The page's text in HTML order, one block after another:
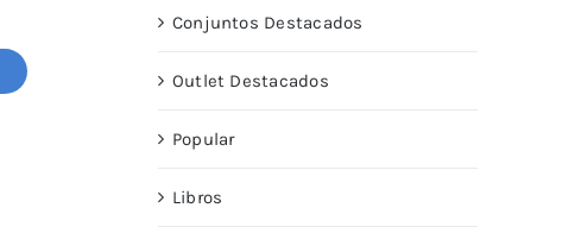
Conjuntos Destacados
Outlet Destacados
Popular
Libros